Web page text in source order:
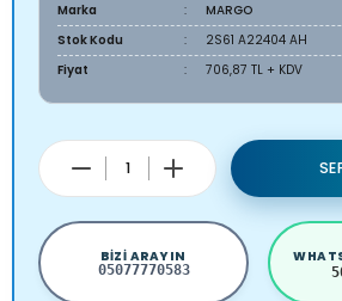
Marka
MARGO
Stok Kodu
2S61 A22404 AH
Fiyat
706,87 TL + KDV
BIZI ARAYIN
05077770583